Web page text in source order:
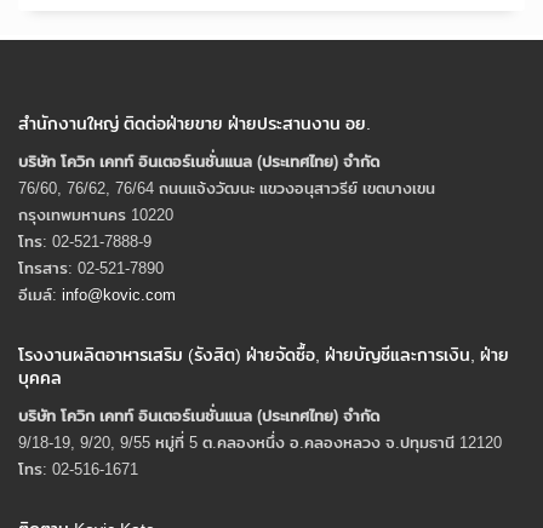
สำนักงานใหญ่ ติดต่อฝ่ายขาย ฝ่ายประสานงาน อย.
บริษัท โควิก เคทท์ อินเตอร์เนชั่นแนล (ประเทศไทย) จํากัด
76/60, 76/62, 76/64 ถนนแจ้งวัฒนะ แขวงอนุสาวรีย์ เขตบางเขน
กรุงเทพมหานคร 10220
โทร: 02-521-7888-9
โทรสาร: 02-521-7890
อีเมล์: info@kovic.com
โรงงานผลิตอาหารเสริม (รังสิต) ฝ่ายจัดซื้อ, ฝ่ายบัญชีและการเงิน, ฝ่าย
บุคคล
บริษัท โควิก เคทท์ อินเตอร์เนชั่นแนล (ประเทศไทย) จํากัด
9/18-19, 9/20, 9/55 หมู่ที่ 5 ต.คลองหนึ่ง อ.คลองหลวง จ.ปทุมธานี 12120
โทร: 02-516-1671